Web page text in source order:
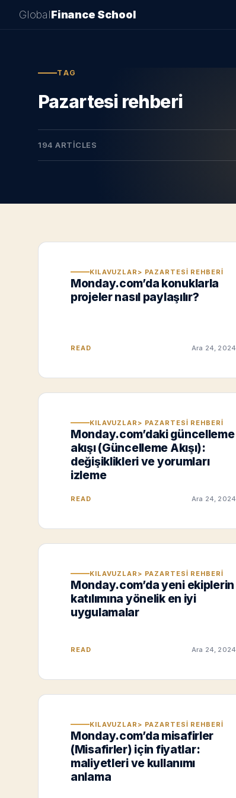
GlobalFinance School
TAG
Pazartesi rehberi
194 ARTICLES
KILAVUZLAR> PAZARTESI REHBERI
Monday.com’da konuklarla
projeler nasıl paylaşılır?
READ Ara 24, 2024
KILAVUZLAR> PAZARTESI REHBERI
Monday.com’daki güncelleme
akışı (Güncelleme Akışı):
değişiklikleri ve yorumları
izleme
READ Ara 24, 2024
KILAVUZLAR> PAZARTESI REHBERI
Monday.com’da yeni ekiplerin
katılımına yönelik en iyi
uygulamalar
READ Ara 24, 2024
KILAVUZLAR> PAZARTESI REHBERI
Monday.com’da misafirler
(Misafirler) için fiyatlar:
maliyetleri ve kullanımı
anlama